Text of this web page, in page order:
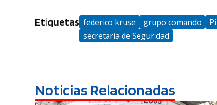
Etiquetas federico kruse grupo comando
secretaria de Seguridad
Noticias Relacionadas